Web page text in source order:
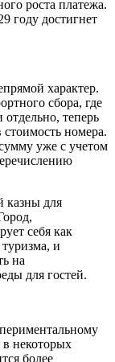
роста платежа.
году достигнет
характер.
сбора, где
теперь
стоимость номера.
уже с учетом
казны для
себя как
и
на
для гостей.
в некоторых
более